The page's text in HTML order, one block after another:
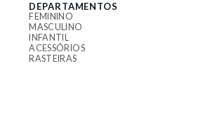
DEPARTAMENTOS
FEMININO
MASCULINO
INFANTIL
ACESSÓRIOS
RASTEIRAS